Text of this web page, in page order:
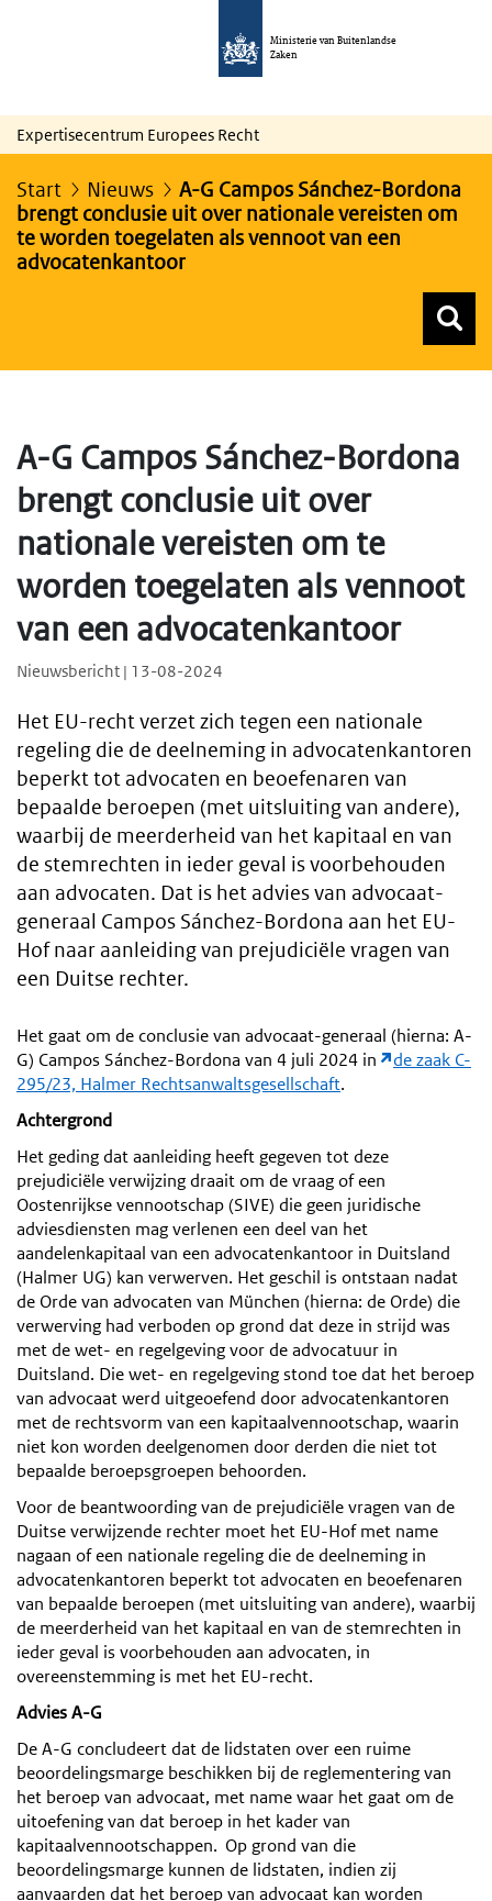
Ministerie van Buitenlandse
Zaken
Expertisecentrum Europees Recht
Start Nieuws
A-G Campos Sánchez-Bordona
brengt conclusie uit over nationale vereisten om
te worden toegelaten als vennoot van een
advocatenkantoor
A-G Campos Sánchez-Bordona
brengt conclusie uit over
nationale vereisten om te
worden toegelaten als vennoot
van een advocatenkantoor
Nieuwsbericht | 13-08-2024
Het EU-recht verzet zich tegen een nationale
regeling die de deelneming in advocatenkantoren
beperkt tot advocaten en beoefenaren van
bepaalde beroepen (met uitsluiting van andere),
waarbij de meerderheid van het kapitaal en van
de stemrechten in ieder geval is voorbehouden
aan advocaten. Dat is het advies van advocaat-
generaal Campos Sánchez-Bordona aan het EU-
Hof naar aanleiding van prejudiciële vragen van
een Duitse rechter.
Het gaat om de conclusie van advocaat-generaal (hierna: A-
G) Campos Sánchez-Bordona van 4 juli 2024 in
de zaak C-
295/23, Halmer Rechtsanwaltsgesellschaft.
Achtergrond
Het geding dat aanleiding heeft gegeven tot deze
prejudiciële verwijzing draait om de vraag of een
Oostenrijkse vennootschap (SIVE) die geen juridische
adviesdiensten mag verlenen een deel van het
aandelenkapitaal van een advocatenkantoor in Duitsland
(Halmer UG) kan verwerven. Het geschil is ontstaan nadat
de Orde van advocaten van München (hierna: de Orde) die
verwerving had verboden op grond dat deze in strijd was
met de wet- en regelgeving voor de advocatuur in
Duitsland. Die wet- en regelgeving stond toe dat het beroep
van advocaat werd uitgeoefend door advocatenkantoren
met de rechtsvorm van een kapitaalvennootschap, waarin
niet kon worden deelgenomen door derden die niet tot
bepaalde beroepsgroepen behoorden.
Voor de beantwoording van de prejudiciële vragen van de
Duitse verwijzende rechter moet het EU-Hof met name
nagaan of een nationale regeling die de deelneming in
advocatenkantoren beperkt tot advocaten en beoefenaren
van bepaalde beroepen (met uitsluiting van andere), waarbij
de meerderheid van het kapitaal en van de stemrechten in
ieder geval is voorbehouden aan advocaten, in
overeenstemming is met het EU-recht.
Advies A-G
De A-G concludeert dat de lidstaten over een ruime
beoordelingsmarge beschikken bij de reglementering van
het beroep van advocaat, met name waar het gaat om de
uitoefening van dat beroep in het kader van
kapitaalvennootschappen. Op grond van die
beoordelingsmarge kunnen de lidstaten, indien zij
aanvaarden dat het beroep van advocaat kan worden